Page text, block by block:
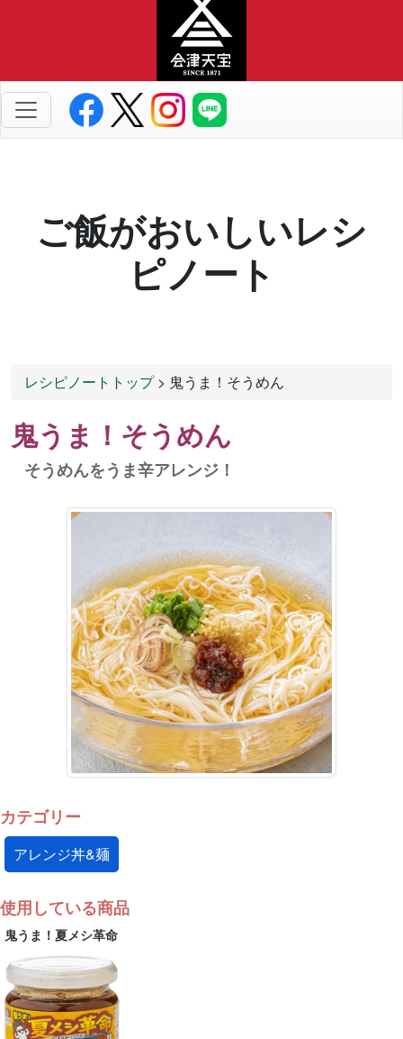
ご飯がおいしいレシ
ピノート
レシピノートトップ> 鬼うま！そうめん
鬼うま！そうめん
そうめんをうま辛アレンジ！
カテゴリー
アレンジ丼&麺
使用している商品
鬼うま！夏メシ革命